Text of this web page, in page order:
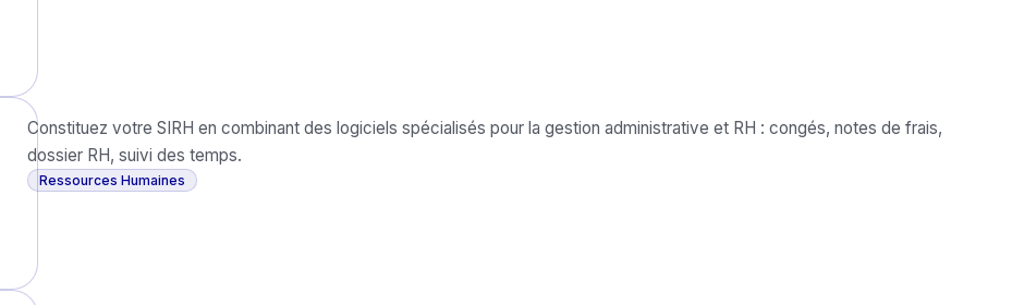
Constituez votre SIRH en combinant des logiciels spécialisés pour la gestion administrative et RH : congés, notes de frais,
dossier RH, suivi des temps.
Ressources Humaines